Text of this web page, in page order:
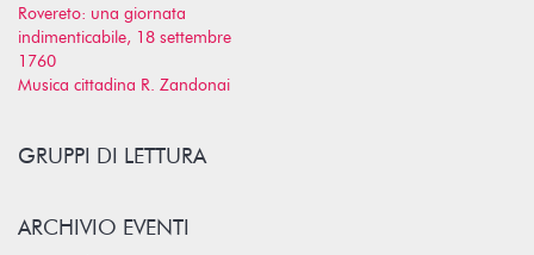
Rovereto: una giornata
indimenticabile, 18 settembre
1760
Musica cittadina R. Zandonai
GRUPPI DI LETTURA
ARCHIVIO EVENTI